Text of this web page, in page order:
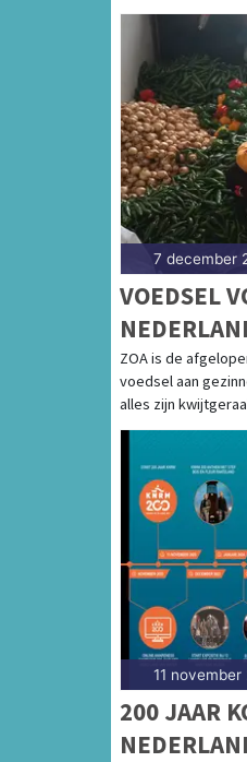
7 december
VOEDSEL
GESTART
ZOA is de
voedsel aan
alles zijn
11 november
200 JAAR